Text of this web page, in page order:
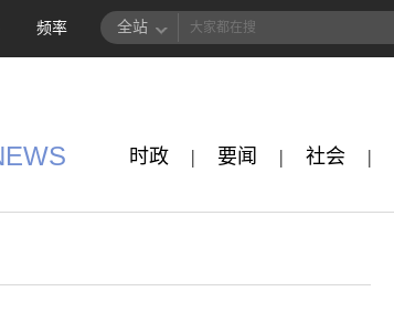
频率 全站
时政 | 要闻 | 社会 |